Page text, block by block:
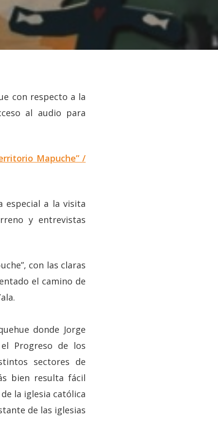
con respecto a la
al audio para
Mapuche” /
especial a la visita
y entrevistas
con las claras
el camino de
donde Jorge
Progreso de los
sectores de
bien resulta fácil
la iglesia católica
de las iglesias